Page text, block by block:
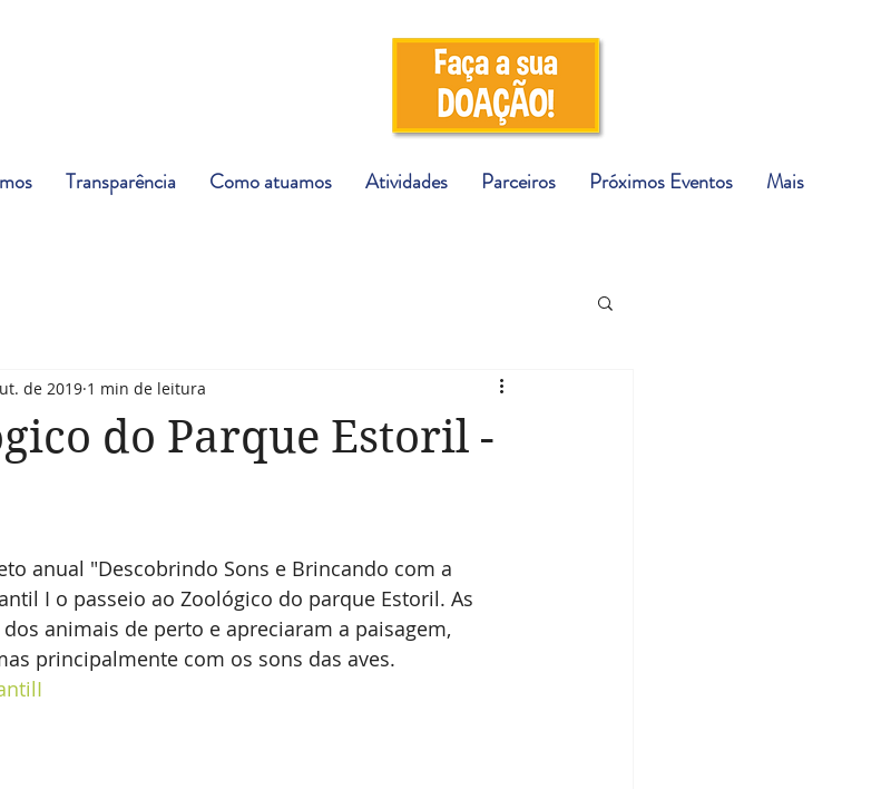
do Parque Estoril -
de 2019 1 min de leitura
anual "Descobrindo Sons e Brincando com a
I o passeio ao Zoológico do parque Estoril. As
animais de perto e apreciaram a paisagem,
principalmente com os sons das aves.
Transparência Como atuamos Atividades Parceiros Próximos Eventos Mais